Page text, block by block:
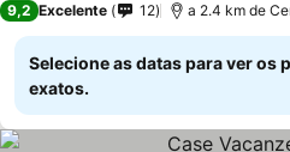
9,2 Excelente 12 a 2.4 km de
Selecione as datas para ver os
exatos.